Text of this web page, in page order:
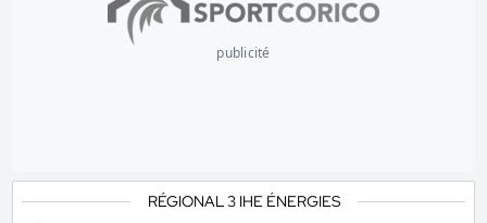
publicité
RÉGIONAL 3 IHE ÉNERGIES